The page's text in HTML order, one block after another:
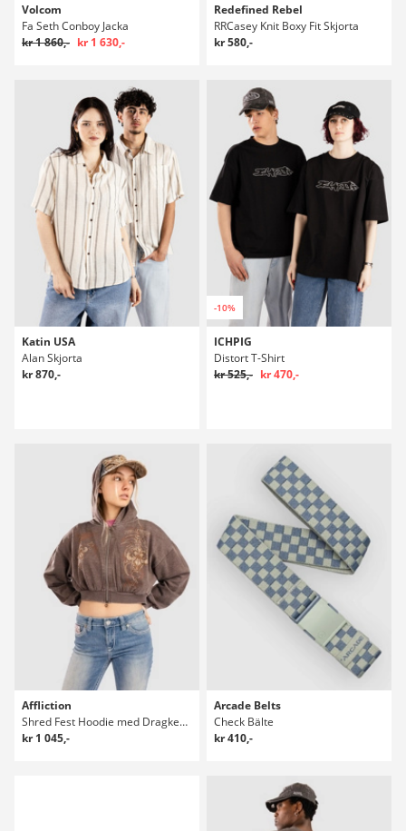
Volcom
Fa Seth Conboy Jacka
kr 1 860,- kr 1 630,-
Redefined Rebel
RRCasey Knit Boxy Fit Skjorta
kr 580,-
Katin USA
Alan Skjorta
kr 870,-
-10%
ICHPIG
Distort T-Shirt
kr 525,- kr 470,-
Affliction
Shred Fest Hoodie med Dragkedja
kr 1 045,-
Arcade Belts
Check Bälte
kr 410,-